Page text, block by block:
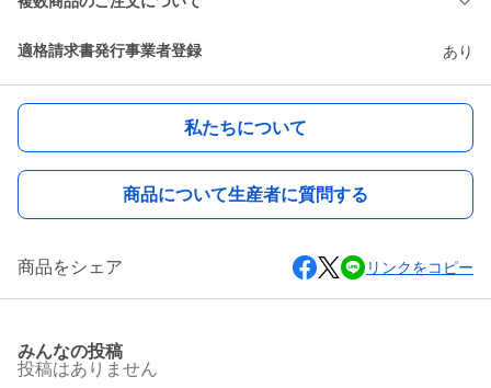
適格請求書発行事業者登録 あり
私たちについて
商品について生産者に質問する
商品をシェア リンクをコピー
みんなの投稿
投稿はありません